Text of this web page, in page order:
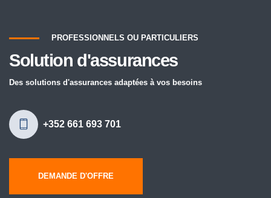
PROFESSIONNELS OU PARTICULIERS
Solution d'assurances
Des solutions d'assurances adaptées à vos besoins
+352 661 693 701
DEMANDE D'OFFRE